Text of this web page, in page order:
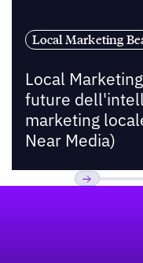
Local Marketing
Local
future
marketing
Near Media)